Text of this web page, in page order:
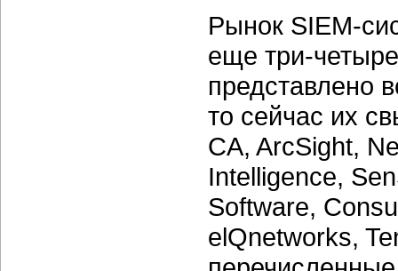
Рынок SIEM-
еще три-четыре
представлено
то сейчас их
CA, ArcSight,
Intelligence,
Software,
elQnetworks,